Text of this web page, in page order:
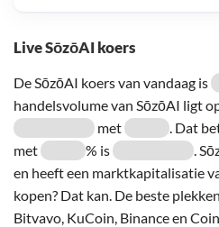
Live SōzōAI koers
De SōzōAI koers van vandaag is
handelsvolume van SōzōAI ligt
met
. Dat
met
% is
.
en heeft een marktkapitalisatie
kopen? Dat kan. De beste
Bitvavo, KuCoin, Binance en